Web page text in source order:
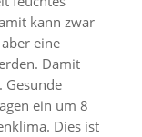
kann zwar
eine
Damit
Gesunde
ein um 8
Dies ist